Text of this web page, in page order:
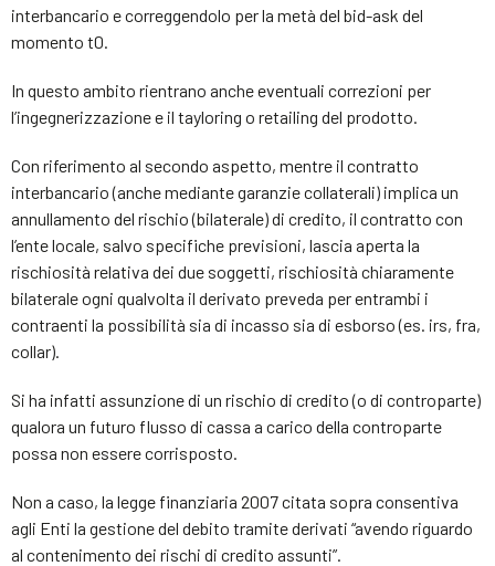
interbancario e correggendolo per la metà del bid-ask del
momento t0.
In questo ambito rientrano anche eventuali correzioni per
l’ingegnerizzazione e il tayloring o retailing del prodotto.
Con riferimento al secondo aspetto, mentre il contratto
interbancario (anche mediante garanzie collaterali) implica un
annullamento del rischio (bilaterale) di credito, il contratto con
l’ente locale, salvo specifiche previsioni, lascia aperta la
rischiosità relativa dei due soggetti, rischiosità chiaramente
bilaterale ogni qualvolta il derivato preveda per entrambi i
contraenti la possibilità sia di incasso sia di esborso (es. irs, fra,
collar).
Si ha infatti assunzione di un rischio di credito (o di controparte)
qualora un futuro flusso di cassa a carico della controparte
possa non essere corrisposto.
Non a caso, la legge finanziaria 2007 citata sopra consentiva
agli Enti la gestione del debito tramite derivati “avendo riguardo
al contenimento dei rischi di credito assunti”.